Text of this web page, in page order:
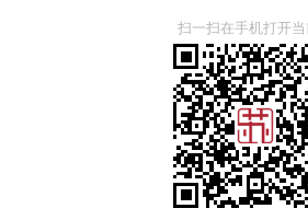
扫一扫在手机打开